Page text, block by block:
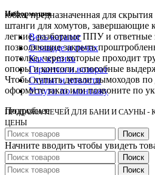
юбка, предназначенная для
штанги для хомутов, завершающие
легкие, разборные ППУ и ответные
позволяющие закрыть
потолке, через которые проходит
опоры и консоли, способные
Чтобы купить детали дымоходов по
оформите заказ или позвоните по
Подробнее
Информация
Весь каталог
О заводе и печах
Как купить
Гарантия и возврат
Статьи и новости
Услуги по монтажу
ПРОДАЖА ПЕЧЕЙ ДЛЯ БАНИ И САУНЫ -
ЦЕНЫ
Поиск
Начните вводить чтобы увидеть
Поиск
Поиск